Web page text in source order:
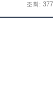
조회: 377